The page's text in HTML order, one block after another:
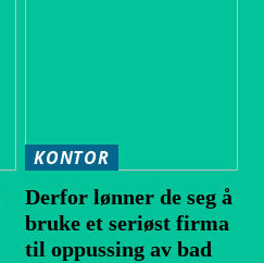
KONTOR
Derfor lønner de seg å
bruke et seriøst firma
til oppussing av bad